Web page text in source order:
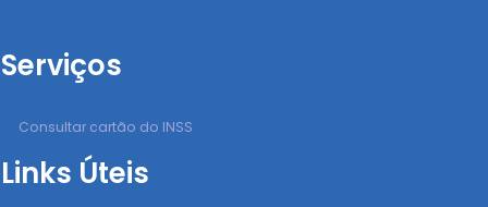
Serviços
Consultar cartão do INSS
Links Úteis